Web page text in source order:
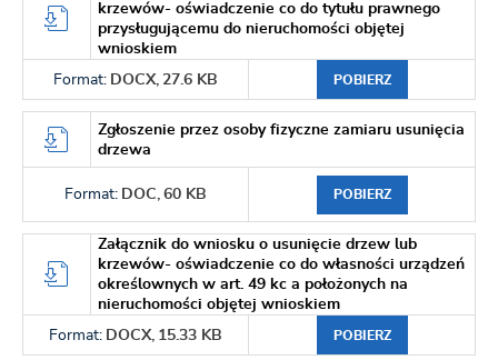
krzewów- oświadczenie co do tytułu prawnego
przysługującemu do nieruchomości objętej
wnioskiem
Format: DOCX, 27.6 KB POBIERZ
Zgłoszenie przez osoby fizyczne zamiaru usunięcia
drzewa
Format: DOC, 60 KB POBIERZ
Załącznik do wniosku o usunięcie drzew lub
krzewów- oświadczenie co do własności urządzeń
określownych w art. 49 kc a położonych na
nieruchomości objętej wnioskiem
Format: DOCX, 15.33 KB POBIERZ